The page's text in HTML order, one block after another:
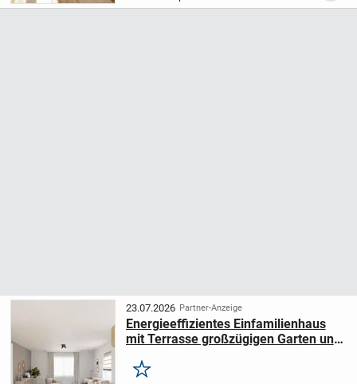
Bereiche für gemeinsame Zeit, ruhige
23.07.2026 Partner-Anzeige
Energieeffizientes Einfamilienhaus
mit Terrasse großzügigen Garten und
Merken